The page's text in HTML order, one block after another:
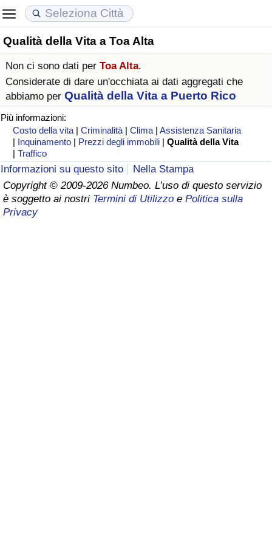
Qualità della Vita a Toa Alta
Non ci sono dati per Toa Alta.
Considerate di dare un'occhiata ai dati aggregati che
abbiamo per Qualità della Vita a Puerto Rico
Più informazioni:
Costo della vita |Criminalità |Clima |Assistenza Sanitaria
| Inquinamento | Prezzi degli immobili |Qualità della Vita
|Traffico
Informazioni su questo sito
Nella Stampa
Copyright © 2009-2026 Numbeo. L’uso di questo servizio
è soggetto ai nostri Termini di Utilizzo e Politica sulla
Privacy
Costo della vita
Indice Del Costo Della Vita (corrente)
Indice Del Costo Della Vita
Indice del Costo della Vita per Nazione
ad Aqaba
Prezzi degli immobili
Indice del Prezzo delle Case (Corrente)
Indice del Prezzo delle Case
Indice del Prezzo delle Case per Nazione
Qualità della Vita
Indice della Qualità della Vita
Indice della Qualità della Vita (Corrente)
Indice della qualità della vita per Paese
Criminalità
Indice del Tasso di Criminalità (Corrente)